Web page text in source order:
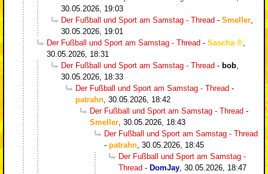
30.05.2026, 19:03
Der Fußball und Sport am Samstag - Thread - Smeller,
30.05.2026, 19:01
Der Fußball und Sport am Samstag - Thread - Sascha
,
30.05.2026, 18:31
Der Fußball und Sport am Samstag - Thread - bob,
30.05.2026, 18:33
Der Fußball und Sport am Samstag - Thread -
patrahn, 30.05.2026, 18:42
Der Fußball und Sport am Samstag - Thread -
Smeller, 30.05.2026, 18:43
Der Fußball und Sport am Samstag - Thread
- patrahn, 30.05.2026, 18:45
Der Fußball und Sport am Samstag -
Thread - DomJay, 30.05.2026, 18:47